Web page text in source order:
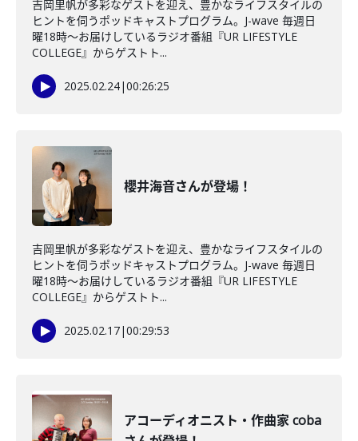
吉岡里帆が多彩なゲストを迎え、豊かなライフスタイルの
ヒントを伺うポッドキャストプログラム。J-wave 毎週日
曜18時～お届けしているラジオ番組『UR LIFESTYLE
COLLEGE』からゲストト...
2025.02.24|00:26:25
櫻井海音さんが登場！
吉岡里帆が多彩なゲストを迎え、豊かなライフスタイルの
ヒントを伺うポッドキャストプログラム。J-wave 毎週日
曜18時～お届けしているラジオ番組『UR LIFESTYLE
COLLEGE』からゲストト...
2025.02.17|00:29:53
アコーディオニスト・作曲家 coba